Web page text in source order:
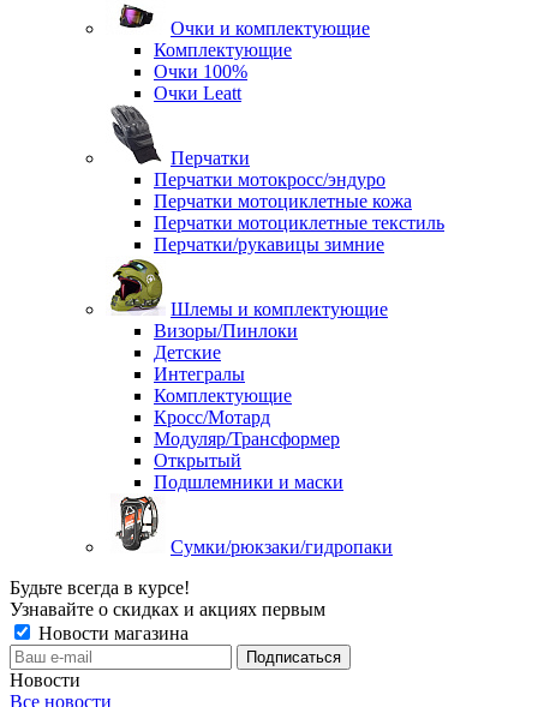
Очки и комплектующие
Комплектующие
Очки 100%
Очки Leatt
Перчатки
Перчатки мотокросс/эндуро
Перчатки мотоциклетные кожа
Перчатки мотоциклетные текстиль
Перчатки/рукавицы зимние
Шлемы и комплектующие
Визоры/Пинлоки
Детские
Интегралы
Комплектующие
Кросс/Мотард
Модуляр/Трансформер
Открытый
Подшлемники и маски
Сумки/рюкзаки/гидропаки
Будьте всегда в курсе!
Узнавайте о скидках и акциях первым
Новости магазина
Новости
Все новости